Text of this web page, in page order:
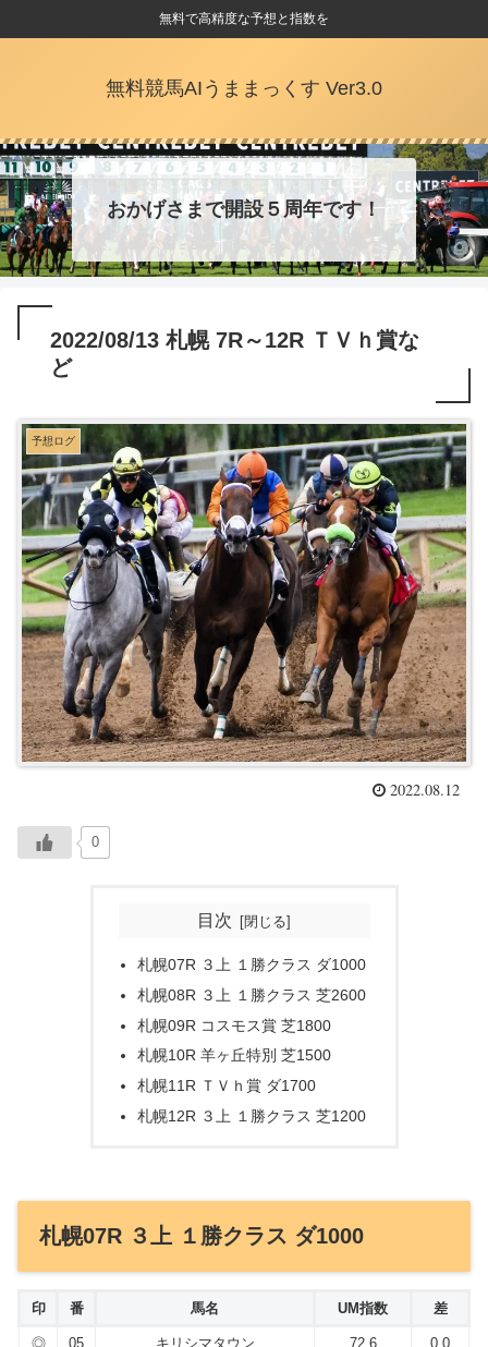
無料で高精度な予想と指数を
無料競馬AIうままっくす Ver3.0
おかげさまで開設５周年です！
2022/08/13 札幌 7R～12R ＴＶｈ賞な
ど
予想ログ
2022.08.12
0
目次
札幌07R ３上 １勝クラス ダ1000
札幌08R ３上 １勝クラス 芝2600
札幌09R コスモス賞 芝1800
札幌10R 羊ヶ丘特別 芝1500
札幌11R ＴＶｈ賞 ダ1700
札幌12R ３上 １勝クラス 芝1200
札幌07R ３上 １勝クラス ダ1000
印 番 馬名 UM指数 差
◎ 05 キリシマタウン 72.6
0.0